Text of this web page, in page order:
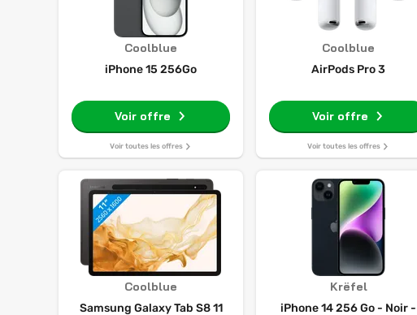
Coolblue
iPhone 15 256Go
Voir offre
Voir toutes les offres
Coolblue
AirPods Pro 3
Voir offre
Voir toutes les offres
Coolblue
Samsung Galaxy Tab S8 11
Krëfel
iPhone 14 256 Go - Noir -